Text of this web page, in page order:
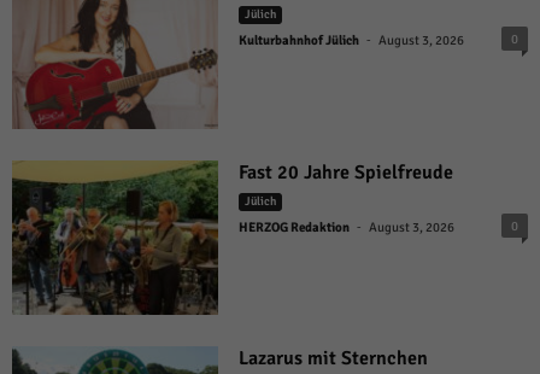
Jülich
Kulturbahnhof Jülich - August 3, 2026 0
Fast 20 Jahre Spielfreude
Jülich
HERZOG Redaktion - August 3, 2026 0
Lazarus mit Sternchen